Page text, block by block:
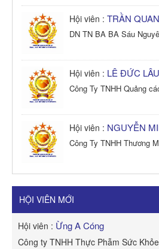
Hội viên : TRẦN
DN TN BA BA Sáu
Hội viên : LÊ ĐỨC LÂU
Công Ty TNHH Quảng
Hội viên : NGUYỄN
Công Ty TNHH Thương
Công Ty TNHH Dịch vụ
HỘI VIÊN MỚI
Hội viên : Ừng A Cóng
Công ty TNHH Thực Phẫm Sức